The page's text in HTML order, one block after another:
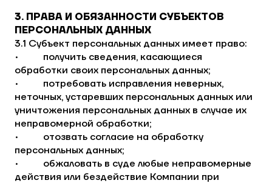
3. ПРАВА И ОБЯЗАННОСТИ СУБЪЕКТОВ
ПЕРСОНАЛЬНЫХ ДАННЫХ
3.1 Субъект персональных данных имеет право:
• получить сведения, касающиеся
обработки своих персональных данных;
• потребовать исправления неверных,
неточных, устаревших персональных данных или
уничтожения персональных данных в случае их
неправомерной обработки;
• отозвать согласие на обработку
персональных данных;
• обжаловать в суде любые неправомерные
действия или бездействие Компании при